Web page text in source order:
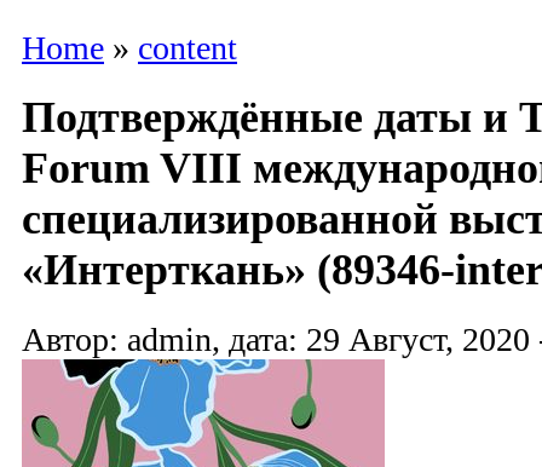
Home » content
Подтверждённые даты и
Forum VIII
специализированной
«Интерткань» (89346-
Автор: admin, дата: 29 Август, 2020